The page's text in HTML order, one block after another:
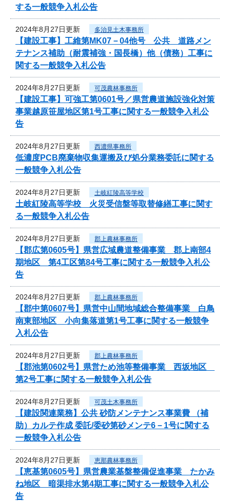
する一般競争入札公告
2024年8月27日更新 多治見土木事務所
【建設工事】工維第MK07－04他号 公共 道路メン
テナンス補助（耐震補強・国長橋）他（債務）工事に
関する一般競争入札公告
2024年8月27日更新 可茂農林事務所
【建設工事】可強工第0601号／県営農道施設強化対策
事業越原笹屋地区第1号工事に関する一般競争入札公
告
2024年8月27日更新 西濃県事務所
低濃度PCB廃棄物収集運搬及び処分業務委託に関する
一般競争入札公告
2024年8月27日更新 土岐紅陵高等学校
土岐紅陵高等学校 火災受信盤等取替修繕工事に関す
る一般競争入札公告
2024年8月27日更新 郡上農林事務所
【郡広第0605号】県営広域農道整備事業 郡上南部4
期地区 第4工区第84号工事に関する一般競争入札公
告
2024年8月27日更新 郡上農林事務所
【郡中第0607号】県営中山間地域総合整備事業 白鳥
南東部地区 小向集落道第1号工事に関する一般競争
入札公告
2024年8月27日更新 郡上農林事務所
【郡池第0602号】県営ため池等整備事業 西坂地区
第2号工事に関する一般競争入札公告
2024年8月27日更新 可茂土木事務所
【建設関連業務】公共 砂防メンテナンス事業費 （補
助）カルテ作成 委託/委砂第砂メンテ6－1号に関する
一般競争入札公告
2024年8月27日更新 恵那農林事務所
【恵基第0605号】県営農業基盤整備促進事業 たかみ
ね地区 暗渠排水第4期工事に関する一般競争入札公
告